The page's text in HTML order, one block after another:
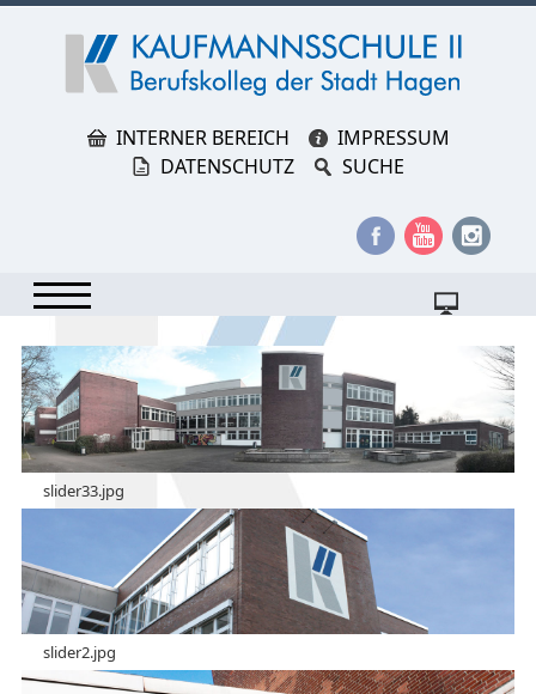
INTERNER BEREICH
IMPRESSUM
DATENSCHUTZ
SUCHE
slider33.jpg
slider2.jpg